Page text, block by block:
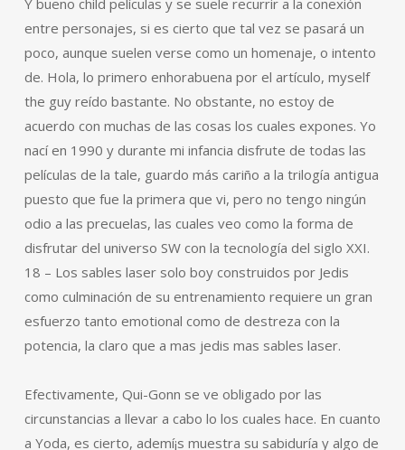
entre personajes, si es cierto que tal vez se pasará un
poco, aunque suelen verse como un homenaje, o intento
de. Hola, lo primero enhorabuena por el artículo, myself
the guy reído bastante. No obstante, no estoy de
acuerdo con muchas de las cosas los cuales expones. Yo
nací en 1990 y durante mi infancia disfrute de todas las
películas de la tale, guardo más cariño a la trilogía antigua
puesto que fue la primera que vi, pero no tengo ningún
odio a las precuelas, las cuales veo como la forma de
disfrutar del universo SW con la tecnología del siglo XXI.
18 – Los sables laser solo boy construidos por Jedis
como culminación de su entrenamiento requiere un gran
esfuerzo tanto emotional como de destreza con la
potencia, la claro que a mas jedis mas sables laser.
Efectivamente, Qui-Gonn se ve obligado por las
circunstancias a llevar a cabo lo los cuales hace. En cuanto
a Yoda, es cierto, ademí¡s muestra su sabiduría y algo de